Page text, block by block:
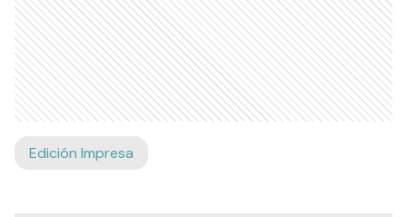
Edición Impresa